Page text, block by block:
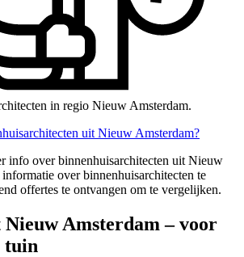
in regio Nieuw Amsterdam.
uit Nieuw Amsterdam?
info over binnenhuisarchitecten uit Nieuw
over binnenhuisarchitecten te
offertes te ontvangen om te vergelijken.
Amsterdam – voor
tuin